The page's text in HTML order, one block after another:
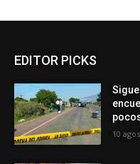
EDITOR PICKS
10